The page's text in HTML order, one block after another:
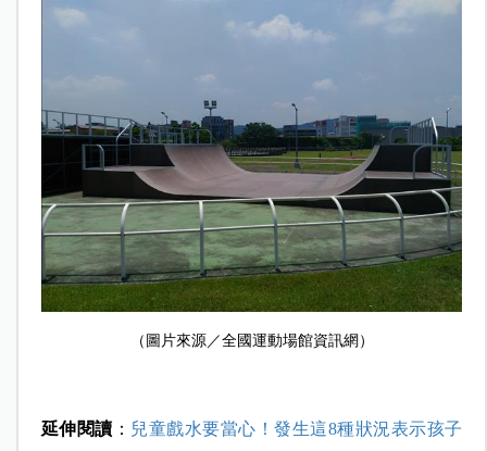
（圖片來源／全國運動場館資訊網）
延伸閱讀 ： 兒童戲水要當心！發生這8種狀況表示孩子